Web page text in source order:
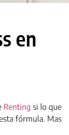
en
Renting si lo que
fórmula. Mas